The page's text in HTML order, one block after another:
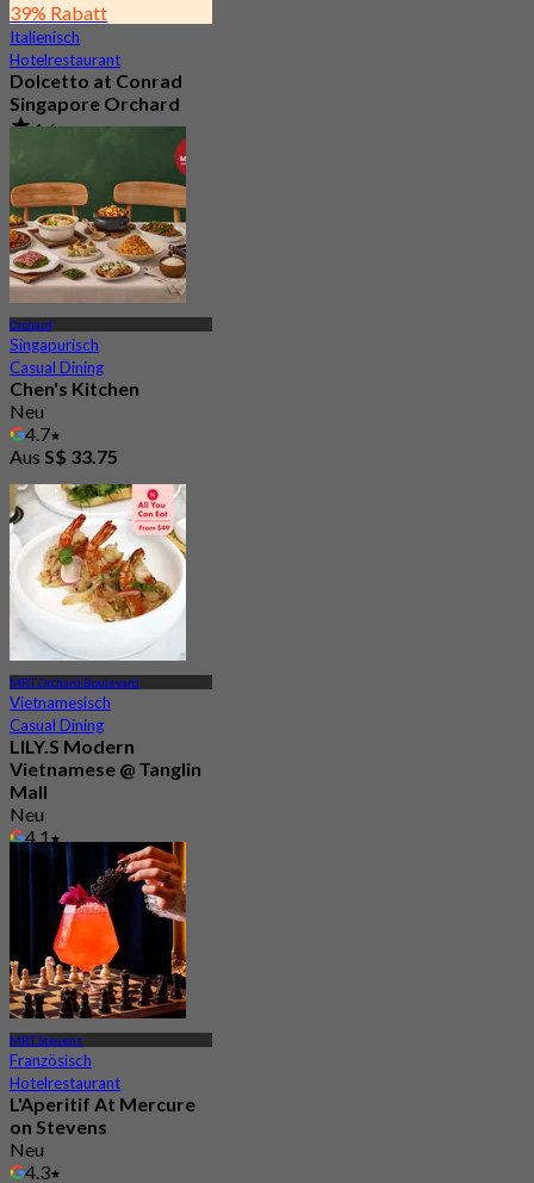
39% Rabatt
Italienisch
Hotelrestaurant
Dolcetto at Conrad
Singapore Orchard
4.6
S$ 29.5
Orchard
Singapurisch
Casual Dining
Chen's Kitchen
Neu
4.7
Aus S$ 33.75
MRT Orchard Boulevard
Vietnamesisch
Casual Dining
LILY.S Modern
Vietnamese @ Tanglin
Mall
Neu
4.1
S$ 33.75
MRT Stevens
Französisch
Hotelrestaurant
L'Aperitif At Mercure
on Stevens
Neu
4.3